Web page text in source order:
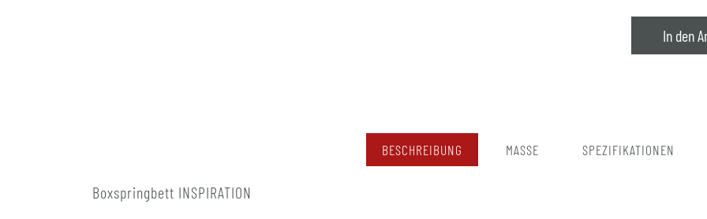
In den
BESCHREIBUNG MASSE SPEZIFIKATIONEN
Boxspringbett INSPIRATION